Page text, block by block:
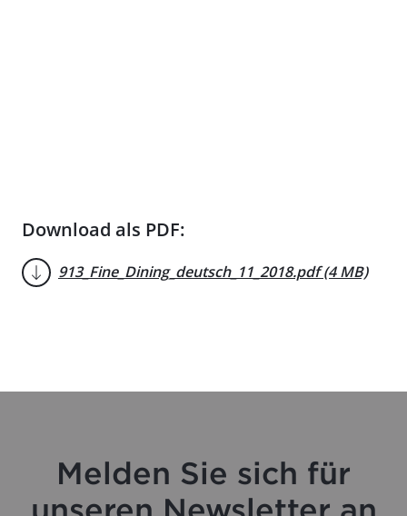
Download als PDF:
913_Fine_Dining_deutsch_11_2018.pdf (4 MB)
Melden Sie sich für